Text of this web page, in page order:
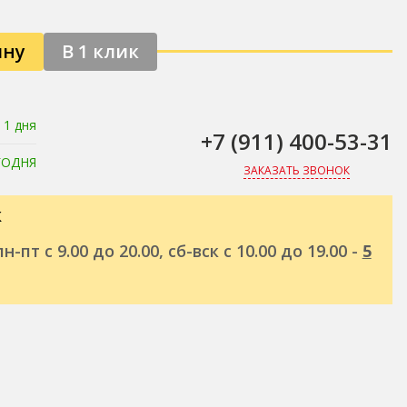
В 1 клик
дня
+7 (911) 400-53-31
ЗАКАЗАТЬ ЗВОНОК
пт с 9.00 до 20.00, сб-вск с 10.00 до 19.00 - 5